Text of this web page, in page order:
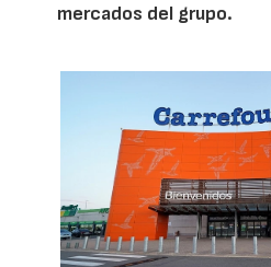
mercados del grupo.